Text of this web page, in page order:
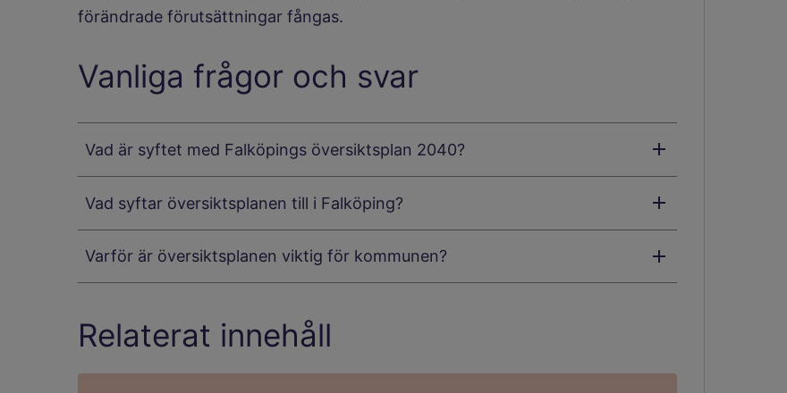
förändrade förutsättningar fångas.
Vanliga frågor och svar
Vad är syftet med Falköpings översiktsplan 2040?
Vad syftar översiktsplanen till i Falköping?
Varför är översiktsplanen viktig för kommunen?
Relaterat innehåll